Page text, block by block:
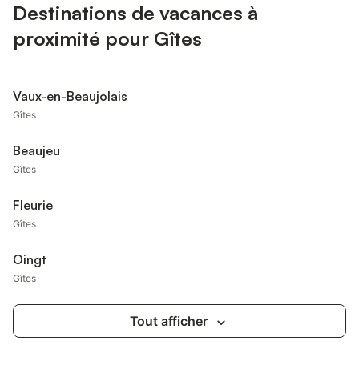
Destinations de vacances à
proximité pour Gîtes
Vaux-en-Beaujolais
Gîtes
Beaujeu
Gîtes
Fleurie
Gîtes
Oingt
Gîtes
Tout afficher